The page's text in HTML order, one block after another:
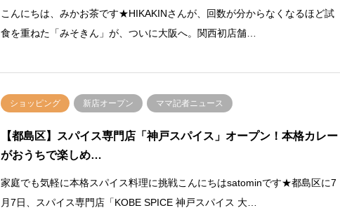
こんにちは、みかお茶です★HIKAKINさんが、回数が分からなくなるほど試
食を重ねた「みそきん」が、ついに大阪へ。関西初店舗…
ショッピング 新店オープン ママ記者ニュース
【都島区】スパイス専門店「神戸スパイス」オープン！本格カレー
がおうちで楽しめ…
家庭でも気軽に本格スパイス料理に挑戦こんにちはsatominです★都島区に7
月7日、スパイス専門店「KOBE SPICE 神戸スパイス 大…